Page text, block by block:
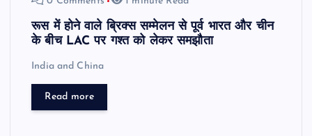
रूस में होने वाले ब्रिक्स सम्मेलन से पूर्व भारत और चीन
के बीच LAC पर गश्त को लेकर समझौता
India and China
Read more